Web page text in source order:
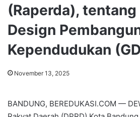
(Raperda), tentang
Design
Kependudukan
November 13, 2025
BANDUNG, BEREDUKASI.COM —